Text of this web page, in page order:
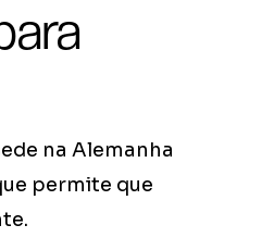
na Alemanha
permite que